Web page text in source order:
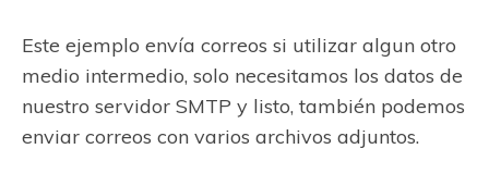
Este ejemplo envía correos si utilizar algun otro
medio intermedio, solo necesitamos los datos de
nuestro servidor SMTP y listo, también podemos
enviar correos con varios archivos adjuntos.